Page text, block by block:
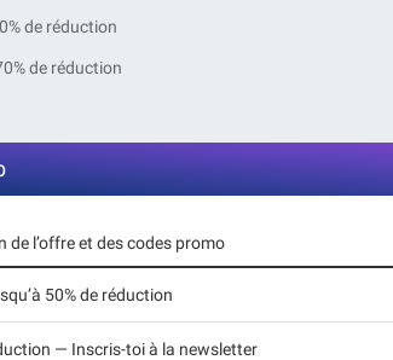
de réduction
de réduction
de l’offre et des codes promo
50% de réduction
— Inscris-toi à la newsletter